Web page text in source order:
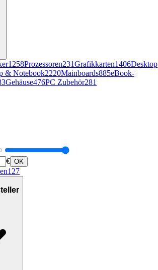
1258Prozessoren231Grafikkarten1406Desktop
& Notebook2220Mainboards885eBook-
Gehäuse476PC Zubehör281
€ OK
127